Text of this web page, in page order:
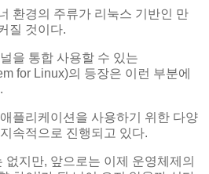
환경의 주류가 리눅스 기반인 만
질 것이다.
을 통합 사용할 수 있는
for Linux)의 등장은 이런 부분에
플리케이션을 사용하기 위한 다양
속적으로 진행되고 있다.
없지만, 앞으로는 이제 운영체제의